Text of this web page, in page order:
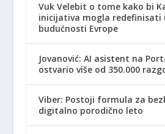
Vuk Velebit o tome kako bi
inicijativa mogla redefinisati
budućnosti Evrope
Jovanović: AI asistent na
ostvario više od 350.000
Viber: Postoji formula za
digitalno porodično leto